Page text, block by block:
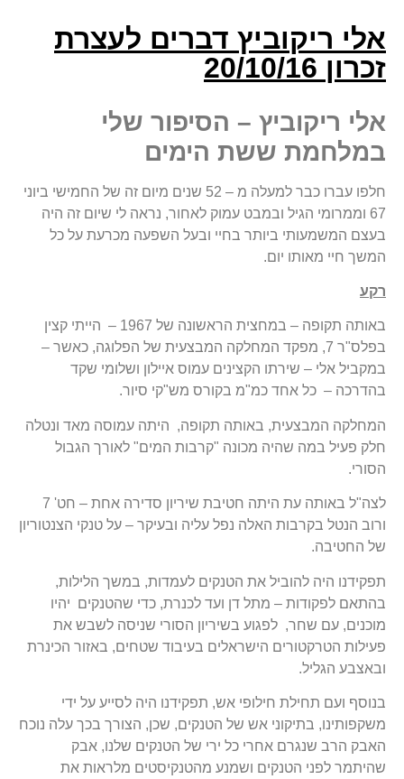
אלי ריקוביץ דברים לעצרת
זכרון 20/10/16
אלי ריקוביץ – הסיפור שלי
במלחמת ששת הימים
חלפו עברו כבר למעלה מ – 52 שנים מיום זה של החמישי ביוני
67 וממרומי הגיל ובמבט עמוק לאחור, נראה לי שיום זה היה
בעצם המשמעותי ביותר בחיי ובעל השפעה מכרעת על כל
המשך חיי מאותו יום.
רקע
באותה תקופה – במחצית הראשונה של 1967 – הייתי קצין
בפלס"ר 7, מפקד המחלקה המבצעית של הפלוגה, כאשר –
במקביל אלי – שירתו הקצינים עמוס איילון ושלומי שקד
בהדרכה – כל אחד כמ"מ בקורס מש"קי סיור.
המחלקה המבצעית, באותה תקופה, היתה עמוסה מאד ונטלה
חלק פעיל במה שהיה מכונה "קרבות המים" לאורך הגבול
הסורי.
לצה"ל באותה עת היתה חטיבת שיריון סדירה אחת – חט' 7
ורוב הנטל בקרבות האלה נפל עליה ובעיקר – על טנקי הצנטוריון
של החטיבה.
תפקידנו היה להוביל את הטנקים לעמדות, במשך הלילות,
בהתאם לפקודות – מתל דן ועד לכנרת, כדי שהטנקים יהיו
מוכנים, עם שחר, לפגוע בשיריון הסורי שניסה לשבש את
פעילות הטרקטורים הישראלים בעיבוד שטחים, באזור הכינרת
ובאצבע הגליל.
בנוסף ועם תחילת חילופי אש, תפקידנו היה לסייע על ידי
משקפותינו, בתיקוני אש של הטנקים, שכן, הצורך בכך עלה נוכח
האבק הרב שנגרם אחרי כל ירי של הטנקים שלנו, אבק
שהיתמר לפני הטנקים ושמנע מהטנקיסטים מלראות את